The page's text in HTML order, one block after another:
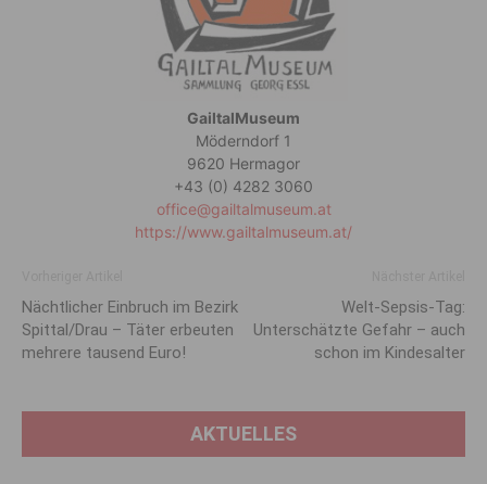
GailtalMuseum
Möderndorf 1
9620 Hermagor
+43 (0) 4282 3060
office@gailtalmuseum.at
https://www.gailtalmuseum.at/
Nächtlicher Einbruch im Bezirk
Spittal/Drau – Täter erbeuten
mehrere tausend Euro!
Welt-Sepsis-Tag:
Unterschätzte Gefahr – auch
schon im Kindesalter
AKTUELLES